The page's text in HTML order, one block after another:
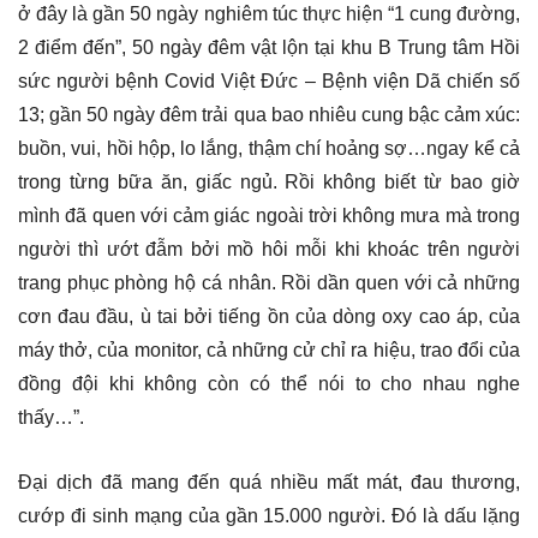
ở đây là gần 50 ngày nghiêm túc thực hiện “1 cung đường,
2 điểm đến”, 50 ngày đêm vật lộn tại khu B Trung tâm Hồi
sức người bệnh Covid Việt Đức – Bệnh viện Dã chiến số
13; gần 50 ngày đêm trải qua bao nhiêu cung bậc cảm xúc:
buồn, vui, hồi hộp, lo lắng, thậm chí hoảng sợ…ngay kể cả
trong từng bữa ăn, giấc ngủ. Rồi không biết từ bao giờ
mình đã quen với cảm giác ngoài trời không mưa mà trong
người thì ướt đẫm bởi mồ hôi mỗi khi khoác trên người
trang phục phòng hộ cá nhân. Rồi dần quen với cả những
cơn đau đầu, ù tai bởi tiếng ồn của dòng oxy cao áp, của
máy thở, của monitor, cả những cử chỉ ra hiệu, trao đổi của
đồng đội khi không còn có thể nói to cho nhau nghe
thấy…”.
Đại dịch đã mang đến quá nhiều mất mát, đau thương,
cướp đi sinh mạng của gần 15.000 người. Đó là dấu lặng